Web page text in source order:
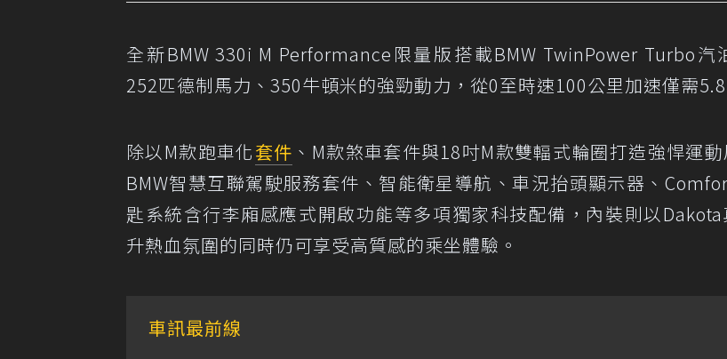
全新BMW 330i M Performance限量版搭載BMW TwinPower Turbo汽
252匹德制馬力、350牛頓米的強勁動力，從0至時速100公里加速僅需5.8
除以M款跑車化套件 、M款煞車套件與18吋M款雙輻式輪圈打造強悍運
BMW智慧互聯駕駛服務套件、智能衛星導航、車況抬頭顯示器、
匙系統含行李廂感應式開啟功能等多項獨家科技配備，內裝則以
升熱血氛圍的同時仍可享受高質感的乘坐體驗。
車訊最前線